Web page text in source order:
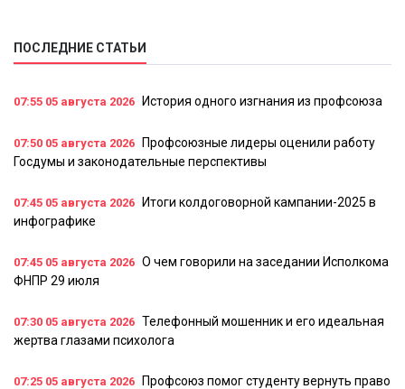
ПОСЛЕДНИЕ СТАТЬИ
07:55 05 августа 2026 История одного изгнания из профсоюза
07:50 05 августа 2026
Профсоюзные лидеры оценили работу
Госдумы и законодательные перспективы
07:45 05 августа 2026
Итоги колдоговорной кампании-2025 в
инфографике
07:45 05 августа 2026 О чем говорили на заседании Исполкома
ФНПР 29 июля
07:30 05 августа 2026 Телефонный мошенник и его идеальная
жертва глазами психолога
07:25 05 августа 2026
Профсоюз помог студенту вернуть право